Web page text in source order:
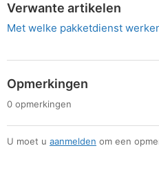
Verwante artikelen
Met welke pakketdienst
Opmerkingen
0 opmerkingen
U moet u aanmelden om een